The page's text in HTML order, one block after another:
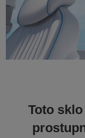
Toto